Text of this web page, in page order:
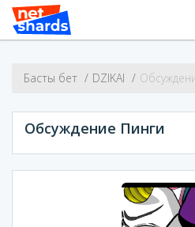
Басты бет DZIKAI
Обсуждение Пинги